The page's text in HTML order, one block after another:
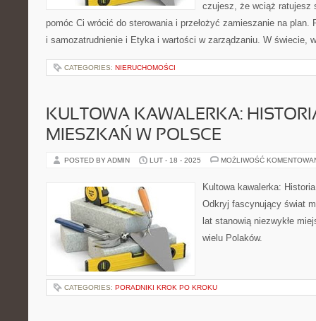
czujesz, że wciąż ratujesz
pomóc Ci wrócić do sterowania i przełożyć zamieszanie na plan.
i samozatrudnienie i Etyka i wartości w zarządzaniu. W świecie,
CATEGORIES: NIERUCHOMOŚCI
KULTOWA KAWALERKA:
MIESZKAŃ W POLSCE
POSTED BY ADMIN LUT - 18 - 2025 MOŻLIWOŚĆ
Kultowa kawalerka:
Odkryj fascynujący świat
lat stanowią niezwykłe
wielu Polaków.
CATEGORIES: PORADNIKI KROK PO KROKU